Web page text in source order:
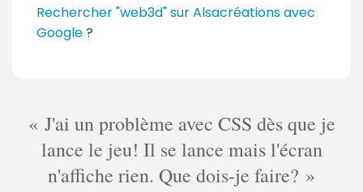
Rechercher "web3d" sur Alsacréations avec
Google?
J'ai un problème avec CSS dès que je
lance le jeu! Il se lance mais l'écran
n'affiche rien. Que dois-je faire?